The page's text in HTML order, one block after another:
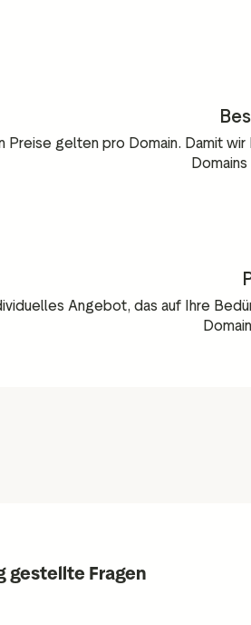
Preise gelten pro Domain. Damit
Angebot, das auf Ihre
gestellte Fragen